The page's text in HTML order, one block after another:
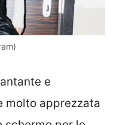
e
molto apprezzata